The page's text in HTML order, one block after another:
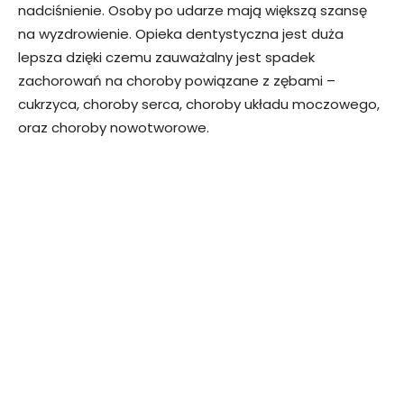
nadciśnienie. Osoby po udarze mają większą szansę
na wyzdrowienie. Opieka dentystyczna jest duża
lepsza dzięki czemu zauważalny jest spadek
zachorowań na choroby powiązane z zębami –
cukrzyca, choroby serca, choroby układu moczowego,
oraz choroby nowotworowe.